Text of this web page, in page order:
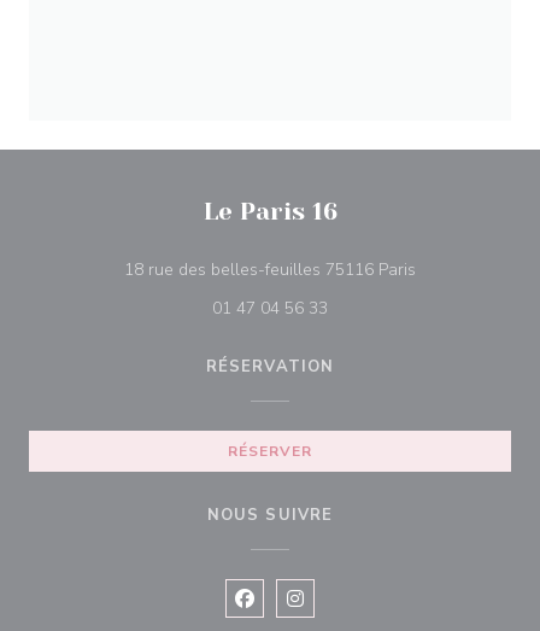
Le Paris 16
18 rue des belles-feuilles 75116 Paris
01 47 04 56 33
RÉSERVATION
RÉSERVER
NOUS SUIVRE
Facebook ((ouvre une nouvelle
Instagram ((ouvre une